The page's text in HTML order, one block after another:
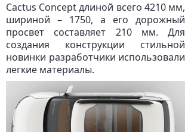
Cactus Concept длиной всего 4210 мм,
шириной – 1750, а его дорожный
просвет составляет 210 мм. Для
создания конструкции стильной
новинки разработчики использовали
легкие материалы.